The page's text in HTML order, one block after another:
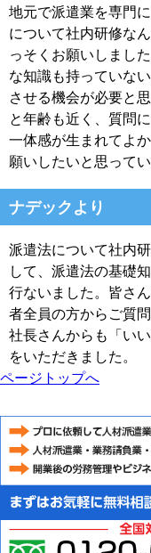
地元で派遣業を専門
について社内研修な
っそくお願いしまし
な知識も持っていな
させる機会が必要と
と年齢も近く、質問
一体感が生まれてよ
願いしたいと思ってい
ナデックより
派遣法について社内
して、派遣法の基礎
行ないました。皆さ
者全員の方からご質
社長さんからも「い
をいただきました。
ページトップへ